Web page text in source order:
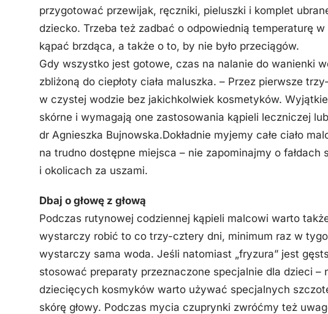
przygotować przewijak, ręczniki, pieluszki i komplet
dziecko. Trzeba też zadbać o odpowiednią temperaturę
kąpać brzdąca, a także o to, by nie było przeciągów.
Gdy wszystko jest gotowe, czas na nalanie do wanienki
zbliżoną do ciepłoty ciała maluszka. – Przez pierwsze
w czystej wodzie bez jakichkolwiek kosmetyków.
skórne i wymagają one zastosowania kąpieli leczniczej
dr Agnieszka Bujnowska.Dokładnie myjemy całe ciało
na trudno dostępne miejsca – nie zapominajmy o
i okolicach za uszami.
Dbaj o głowę z głową
Podczas rutynowej codziennej kąpieli malcowi warto
wystarczy robić to co trzy-cztery dni, minimum raz w
wystarczy sama woda. Jeśli natomiast „fryzura” jest
stosować preparaty przeznaczone specjalnie dla dzieci –
dziecięcych kosmyków warto używać specjalnych
skórę głowy. Podczas mycia czuprynki zwróćmy też